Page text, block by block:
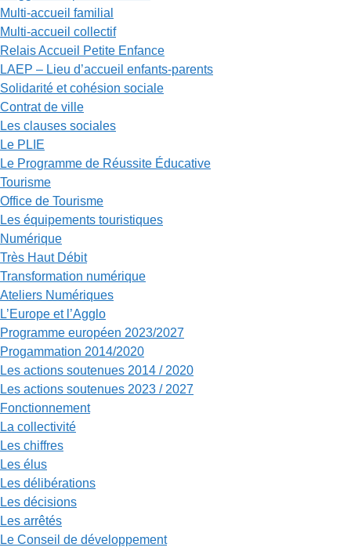
Multi-accueil familial
Multi-accueil collectif
Relais Accueil Petite Enfance
LAEP – Lieu d’accueil enfants-parents
Solidarité et cohésion sociale
Contrat de ville
Les clauses sociales
Le PLIE
Le Programme de Réussite Éducative
Tourisme
Office de Tourisme
Les équipements touristiques
Numérique
Très Haut Débit
Transformation numérique
Ateliers Numériques
L’Europe et l’Agglo
Programme européen 2023/2027
Progammation 2014/2020
Les actions soutenues 2014 / 2020
Les actions soutenues 2023 / 2027
Fonctionnement
La collectivité
Les chiffres
Les élus
Les délibérations
Les décisions
Les arrêtés
Le Conseil de développement